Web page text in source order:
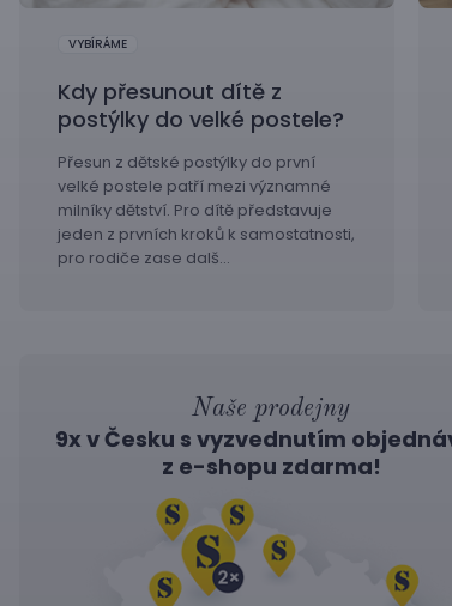
VYBÍRÁME
Kdy přesunout dítě z
postýlky do velké postele?
Přesun z dětské postýlky do první
velké postele patří mezi významné
milníky dětství. Pro dítě představuje
jeden z prvních kroků k samostatnosti,
pro rodiče zase dalš…
Naše prodejny
9x v Česku s vyzvednutím
z e-shopu zdarma!